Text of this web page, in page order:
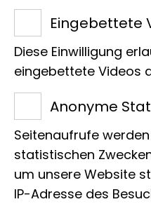
Teile unserer
Führung
wichtigsten
Dinosaurier
ihre heutigen
fernen
besprochen.
Eingebettete
Diese Einwilligung
eingebettete Videos
Anonyme
Seitenaufrufe
statistischen
um unsere Website
IP-Adresse des